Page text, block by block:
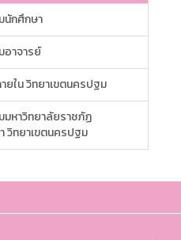
นักศึกษา
อาจารย์
ยใน วิทยาเขตนครปฐม
มหาวิทยาลัยราชภัฏ
วิทยาเขตนครปฐม